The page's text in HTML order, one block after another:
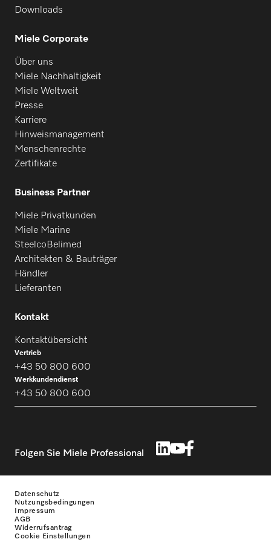
PW 6243
PW 6321
PW 6323
PW 811
PW 814
PW 818
PW 9065
PWM 500-09
PWM 506 Mop Star 60
Downloads
Miele Corporate
Über uns
Miele Nachhaltigkeit
Miele Weltweit
Presse
Karriere
Hinweismanagement
Menschenrechte
Zertifikate
Business Partner
Miele Privatkunden
Miele Marine
SteelcoBelimed
Architekten & Bauträger
Händler
Lieferanten
Kontakt
Kontaktübersicht
Vertrieb
+43 50 800 600
Werkkundendienst
+43 50 800 600
Folgen Sie Miele Professional
Datenschutz
Nutzungsbedingungen
Impressum
AGB
Widerrufsantrag
Cookie Einstellungen